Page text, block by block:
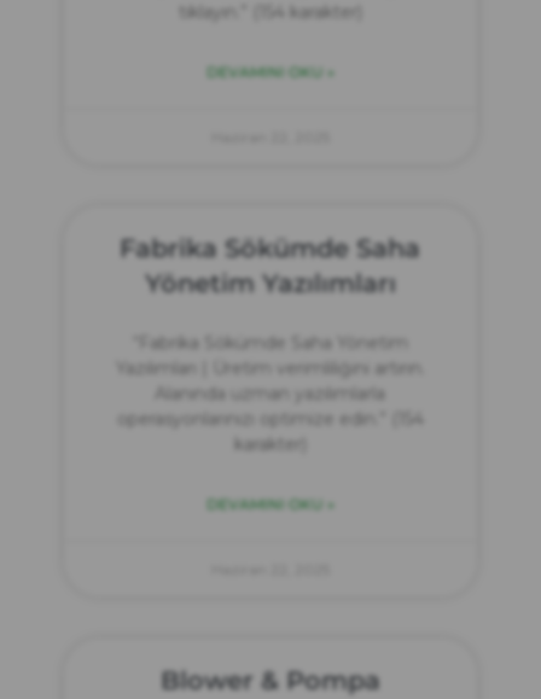
tıklayın.” (154 karakter)
DEVAMINI OKU »
Fabrika Sökümde Saha
Yönetim Yazılımları
“Fabrika Sökümde Saha Yönetim
Yazılımları | Üretim verimliliğini artırın.
Alanında uzman yazılımlarla
operasyonlarınızı optimize edin.” (154
karakter)
DEVAMINI OKU »
Blower & Pompa